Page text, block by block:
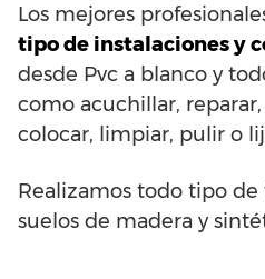
Los mejores
tipo de instalaciones y
desde Pvc a blanco y
como acuchillar,
colocar, limpiar, pulir o
Realizamos todo tipo
suelos de madera y